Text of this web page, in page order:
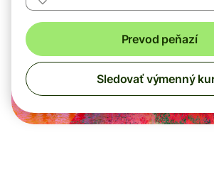
Prevod peňazí
Sledovať výmenný